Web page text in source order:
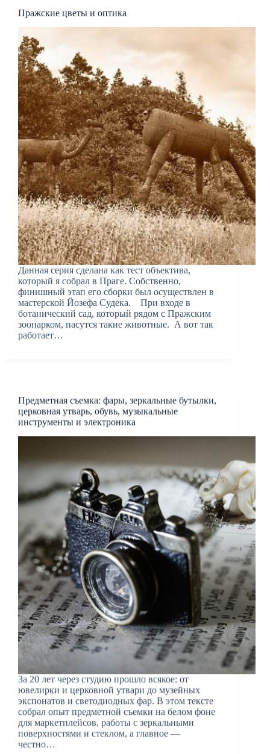
Пражские цветы и оптика
Данная серия сделана как тест объектива,
который я собрал в Праге. Собственно,
финишный этап его сборки был осуществлен в
мастерской Йозефа Судека. При входе в
ботанический сад, который рядом с Пражским
зоопарком, пасутся такие животные. А вот так
работает…
Предметная съемка: фары, зеркальные бутылки,
церковная утварь, обувь, музыкальные
инструменты и электроника
За 20 лет через студию прошло всякое: от
ювелирки и церковной утвари до музейных
экспонатов и светодиодных фар. В этом тексте
собрал опыт предметной съемки на белом фоне
для маркетплейсов, работы с зеркальными
поверхностями и стеклом, а главное —
честно…